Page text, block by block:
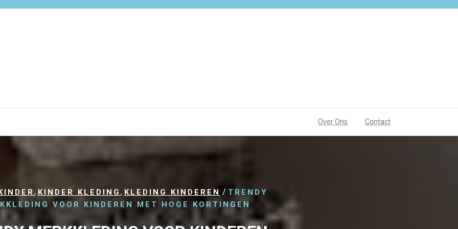
Over Ons Contact
, KINDER KLEDING , KLEDING KINDEREN / TRENDY
VOOR KINDEREN MET HOGE KORTINGEN